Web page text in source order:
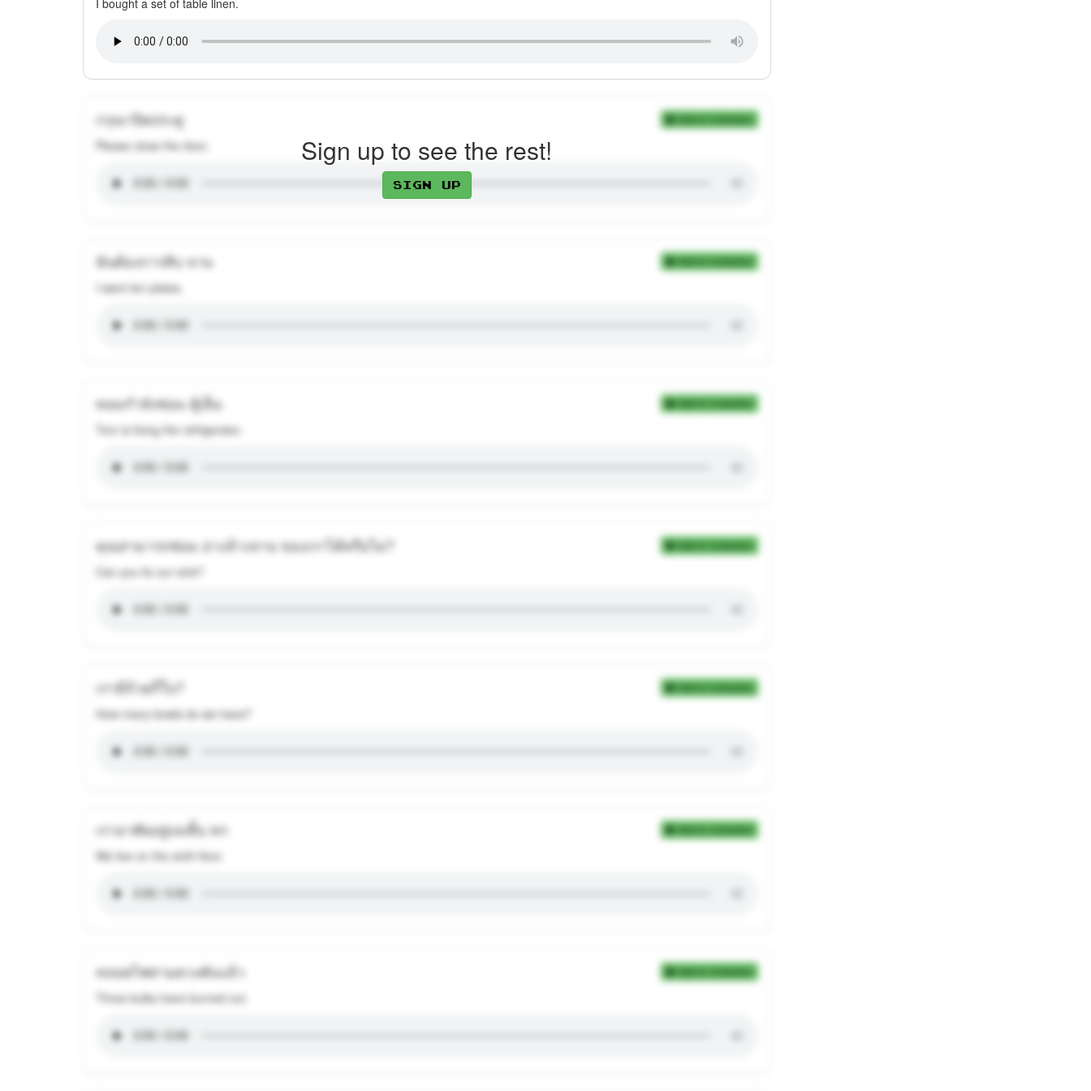
I bought a set of table linen.
Add to Collection
กรุณาปิดประตู
Please close the door.
Add to Collection
ฉันต้องการสิบ จาน
I want ten plates.
Add to Collection
ทอมกําลังซ่อม ตู้เย็น
Tom is fixing the refrigerator.
Add to Collection
คุณสามารถซ่อม อ่างล้างจาน ของเราได้หรือไม่?
Can you fix our sink?
Add to Collection
เรามีถ้วยกี่ใบ?
How many bowls do we have?
Add to Collection
เราอาศัยอยู่บนชั้น หก
We live on the sixth floor.
Add to Collection
หลอดไฟสามดวงดับแล้ว
Three bulbs have burned out.
Sign up to see the rest!
Sign up